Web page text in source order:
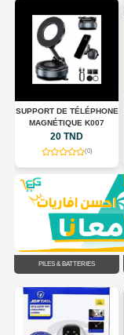
SUPPORT DE TÉLÉPHONE
MAGNÉTIQUE K007
20 TND
(0)
PILES & BATTERIES